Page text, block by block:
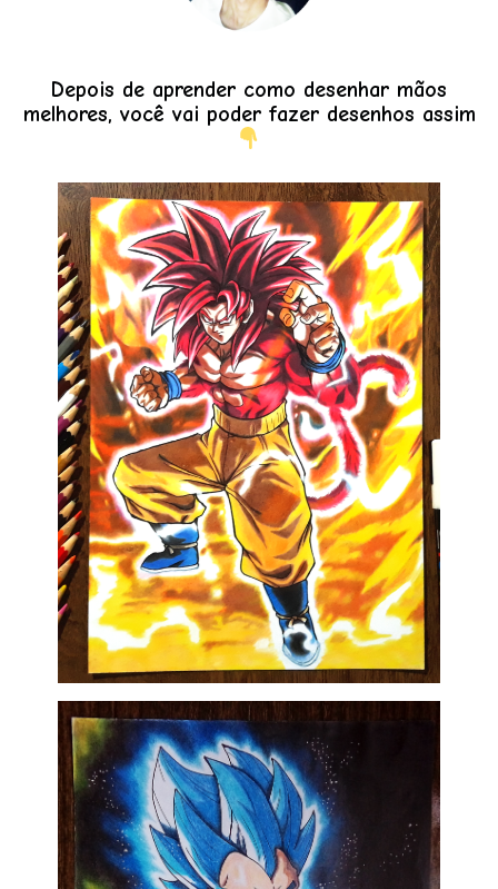
Depois de aprender como desenhar mãos
melhores, você vai poder fazer desenhos assim